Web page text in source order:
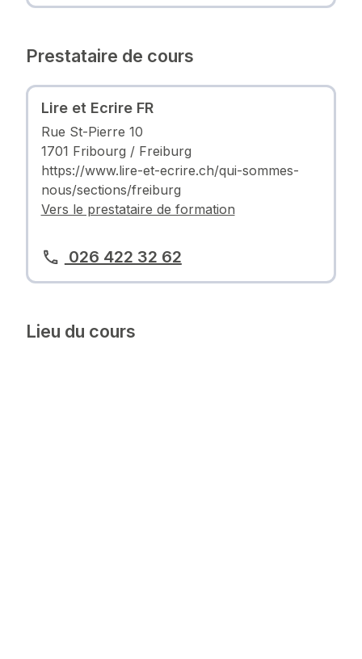
Prestataire de cours
Lire et Ecrire FR
Rue St-Pierre 10
1701 Fribourg / Freiburg
https://www.lire-et-ecrire.ch/qui-sommes-
nous/sections/freiburg
Vers le prestataire de formation
026 422 32 62
Lieu du cours